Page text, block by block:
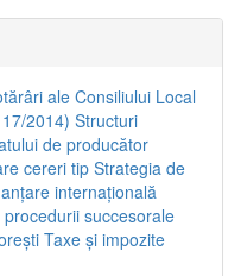
ale Consiliului Local
2014) Structuri
de producător
cereri tipStrategia de
internaţională
succesorale
Taxe şi impozite